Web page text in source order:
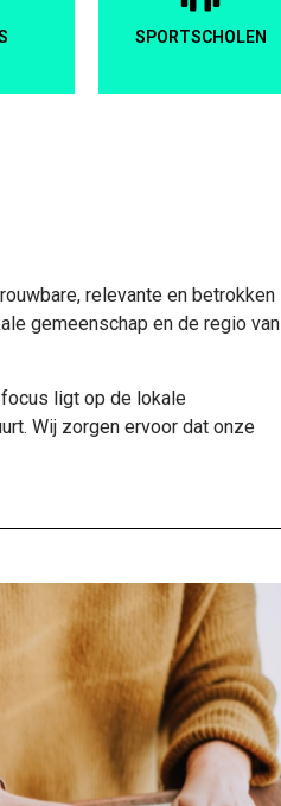
SPORTSCHOLEN
relevante en betrokken
gemeenschap en de regio van
ligt op de lokale
Wij zorgen ervoor dat onze